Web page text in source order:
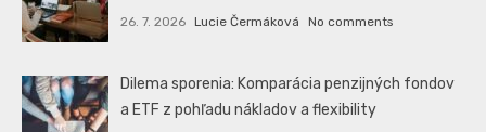
26. 7. 2026 Lucie Čermáková No comments
Dilema sporenia: Komparácia penzijných fondov
a ETF z pohľadu nákladov a flexibility